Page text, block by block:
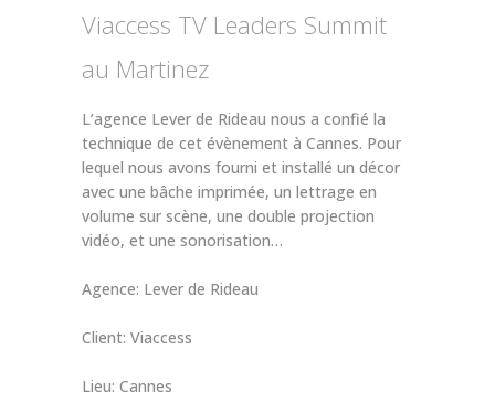
Viaccess TV Leaders Summit
au Martinez
L’agence Lever de Rideau nous a confié la
technique de cet évènement à Cannes. Pour
lequel nous avons fourni et installé un décor
avec une bâche imprimée, un lettrage en
volume sur scène, une double projection
vidéo, et une sonorisation…
Agence: Lever de Rideau
Client: Viaccess
Lieu: Cannes